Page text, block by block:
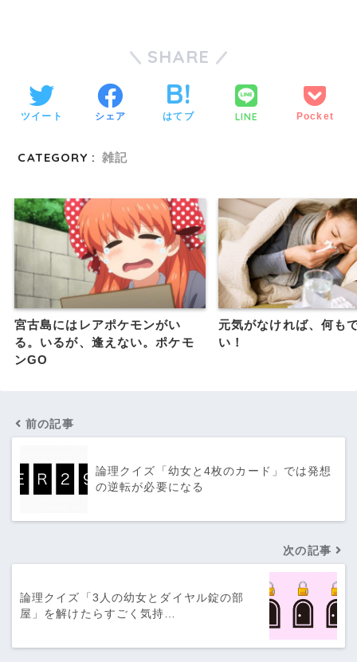
SHARE
ツイート シェア はてブ LINE Pocket
CATEGORY : 雑記
宮古島にはレアポケモンがい
る。いるが、逢えない。ポケモ
ンGO
元気がなければ、何も
い！
前の記事
論理クイズ「幼女と4枚のカード」では発想
の逆転が必要になる
次の記事
論理クイズ「3人の幼女とダイヤル錠の部
屋」を解けたらすごく気持…